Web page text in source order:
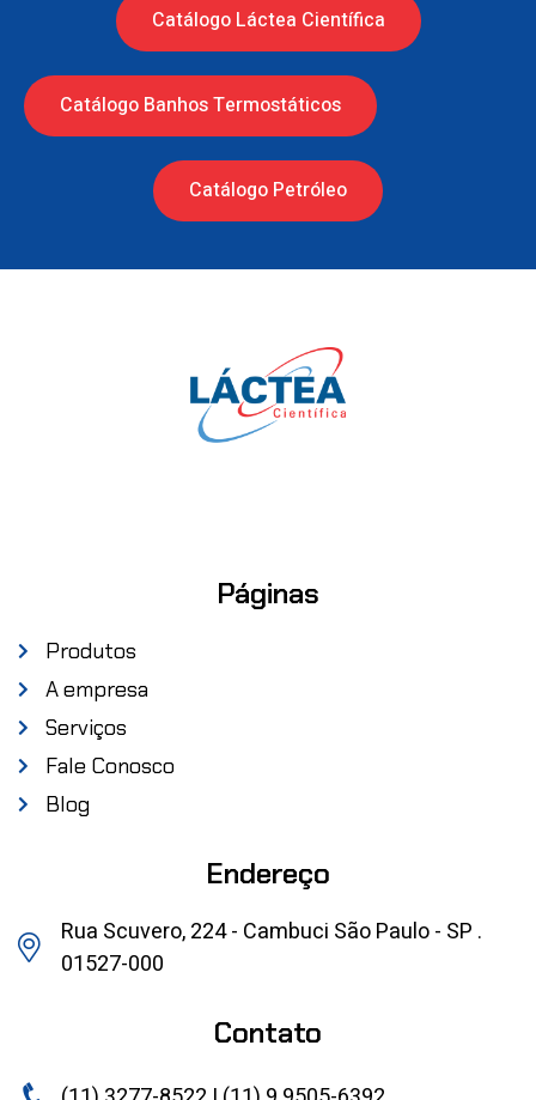
Catálogo Láctea Científica
Catálogo Banhos Termostáticos
Catálogo Petróleo
Páginas
Produtos
A empresa
Serviços
Fale Conosco
Blog
Endereço
Rua Scuvero, 224 - Cambuci São Paulo - SP .
01527-000
Contato